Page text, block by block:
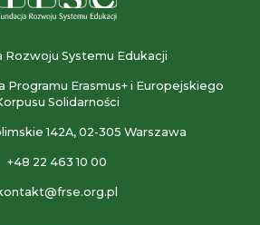
Rozwoju Systemu Edukacji
Programu Erasmus+ i Europejskiego
Solidarności
142A, 02-305 Warszawa
+48 22 463 10 00